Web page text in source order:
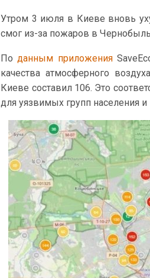
Утром 3 июля в Киеве вновь
смог из-за пожаров в
Поданным приложения
качества атмосферного
Киеве составил 106. Это
для уязвимых групп населения